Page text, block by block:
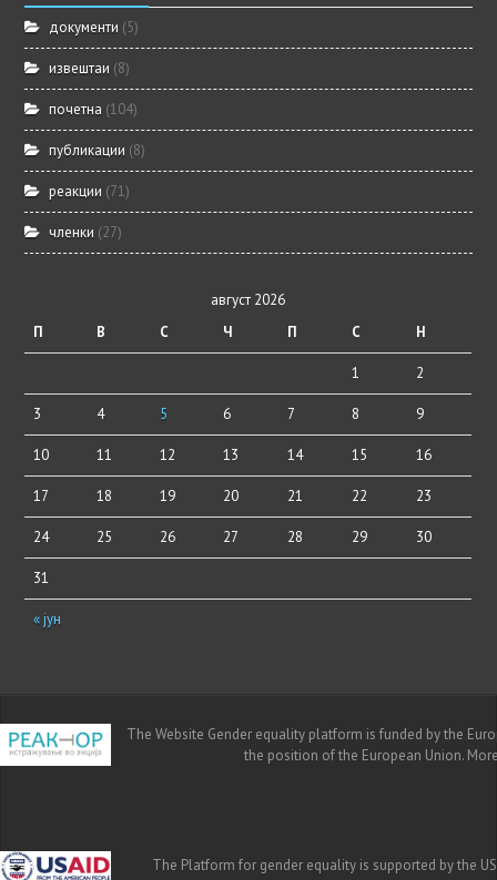
документи (5)
извештаи (8)
почетна (104)
публикации (8)
реакции (71)
членки (27)
август 2026
П
В С Ч П С Н
« јун
1 2
3 4 5 6 7 8 9
10 11 12 13 14 15 16
17 18 19 20 21 22 23
24 25 26 27 28 29 30
31
The Website Gender equality platform is funded by the
the position of the European Union.
The Platform for gender equality is supported by the